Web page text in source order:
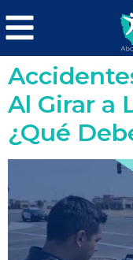
Al Girar a
¿Qué